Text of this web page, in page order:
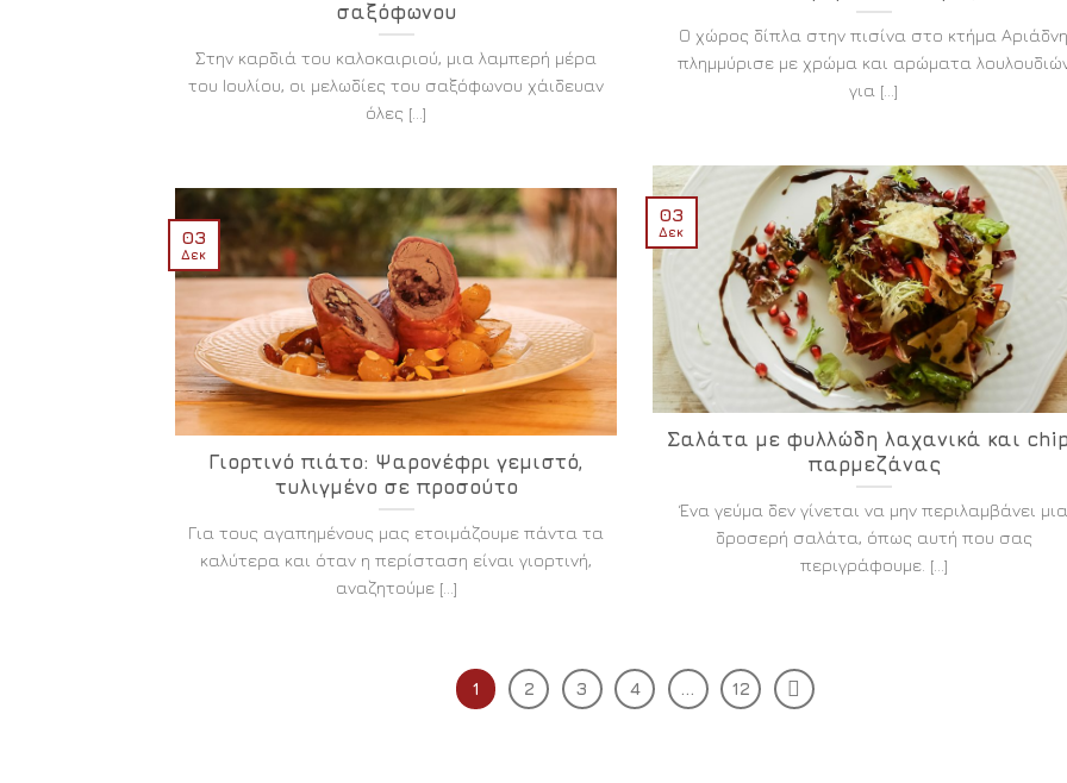
Ο χώρος δίπλα στην πισίνα στο κτήμα
πλημμύρισε με χρώμα και αρώματα
για [...]
σαξόφωνου
Στην καρδιά του καλοκαιριού, μια λαμπερή μέρα
του Ιουλίου, οι μελωδίες του σαξόφωνου χάιδευαν
όλες [...]
Σαλάτα με φυλλώδη λαχανικά και
παρμεζάνας
Ένα γεύμα δεν γίνεται να μην περιλαμβάνει μια
δροσερή σαλάτα, όπως αυτή που σας
περιγράφουμε. [...]
03
Δεκ
Γιορτινό πιάτο: Ψαρονέφρι γεμιστό,
τυλιγμένο σε προσούτο
Για τους αγαπημένους μας ετοιμάζουμε πάντα τα
καλύτερα και όταν η περίσταση είναι γιορτινή,
αναζητούμε [...]
03
Δεκ
1 2 3 4 … 12